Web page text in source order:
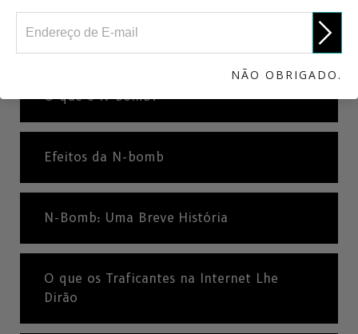
Sais de Banho: Uma Breve História
O que éN-bomb?
Efeitos da N-bomb
N-Bomb: Uma Breve História
O que os Traficantes na Internet Lhe
Dirão
NÃO OBRIGADO.